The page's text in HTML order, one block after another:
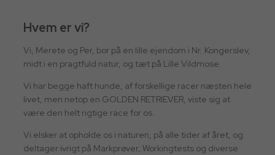
Hvem er vi?
Vi, Merete og Per, bor på en lille ejendom i Nr. Kongerslev,
midt i en pragtfuld natur, og tæt på Lille Vildmose.
Vi har begge haft hunde, af forskellige racer næsten hele
livet, men netop en GOLDEN RETRIEVER, viste sig at
være den helt rigtige race for os.
Vi elsker at opholde os i naturen, på alle tider af året, og
deltager ivrigt på Markprøver, Workingtests og diverse